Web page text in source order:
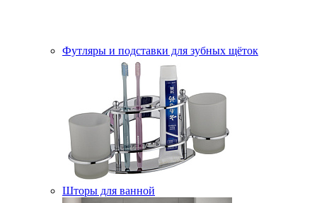
Футляры и подставки для зубных щёток
Шторы для ванной